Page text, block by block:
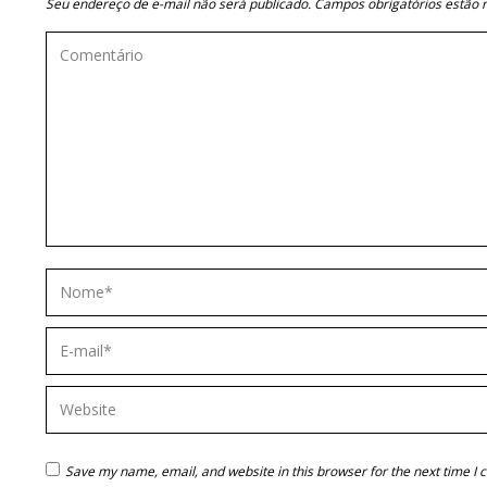
Seu endereço de e-mail não será publicado. Campos obrigatórios estão
Comentário
Nome *
E-mail *
Website
Save my name, email, and website in this browser for the next time I